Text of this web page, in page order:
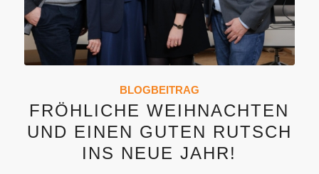
BLOGBEITRAG
FRÖHLICHE WEIHNACHTEN
UND EINEN GUTEN RUTSCH
INS NEUE JAHR!